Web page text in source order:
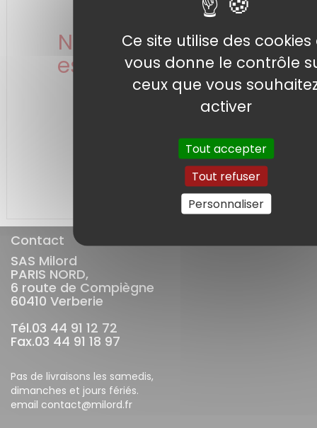
Notre service client
est à votre écoute !
N'hésitez pas à nous contacter
par email ou téléphone
Nous contacter >
Contact
SAS Milord
PARIS NORD,
6 route de Compiègne
60410 Verberie
Tél.03 44 91 12 72
Fax.03 44 91 18 97
Pas de livraisons les samedis,
dimanches et jours fériés.
email contact@milord.fr
Ce site utilise des cookies
vous donne le contrôle
ceux que vous
activer
Tout accepter
Tout refuser
Personnaliser